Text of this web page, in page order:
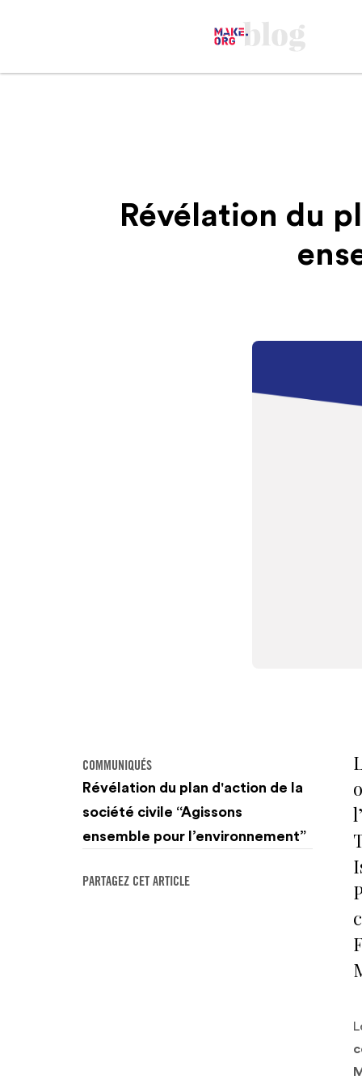
Révélation du
COMMUNIQUÉS
Révélation du plan d'action de la
société civile “Agissons
ensemble pour l’environnement”
PARTAGEZ CET ARTICLE